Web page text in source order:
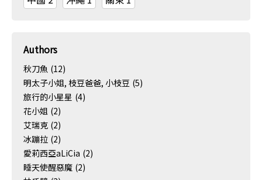
Authors
秋刀魚 (12)
明太子小姐, 枝豆爸爸, 小枝豆 (5)
旅行的小星星 (4)
花小姐 (2)
艾瑞克 (2)
冰蹦拉 (2)
愛莉西亞aLiCia (2)
睡天使醒惡魔 (2)